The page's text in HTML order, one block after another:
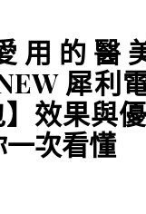
用的醫
犀利
效果與
次看懂